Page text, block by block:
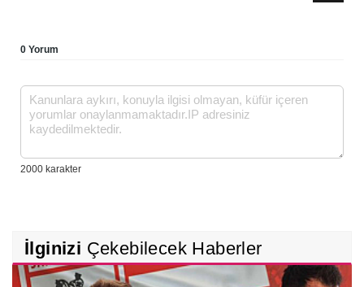
0 Yorum
İlginizi Çekebilecek Haberler